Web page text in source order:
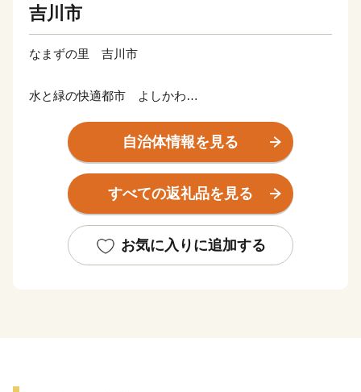
吉川市
なまずの里 吉川市
水と緑の快適都市 よしかわ
中川と江戸川という大きな川に挟まれています。
都心から２５ｋｍ以内と近く、鉄道・道路ともに交通ア
クセスも良いことから、
年々人口が増加しています。
人と自然が調和する快適なまちとなっています。
自治体情報を見る
すべての返礼品を見る
お気に入りに追加する